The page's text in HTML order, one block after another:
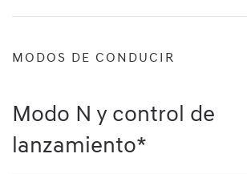
MODOS DE CONDUCIR
Modo N y control de
lanzamiento*